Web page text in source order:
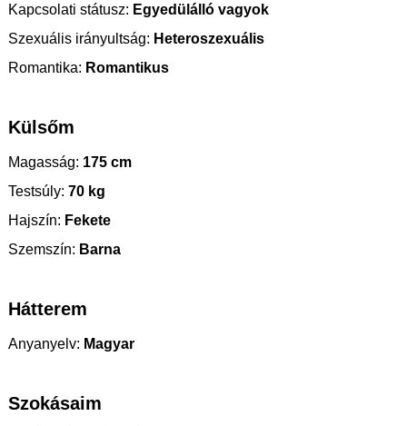
Kapcsolati státusz: Egyedülálló vagyok
Szexuális irányultság: Heteroszexuális
Romantika: Romantikus
Külsőm
Magasság: 175 cm
Testsúly: 70 kg
Hajszín: Fekete
Szemszín: Barna
Hátterem
Anyanyelv: Magyar
Szokásaim